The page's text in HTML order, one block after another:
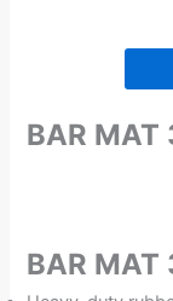
BAR
BAR